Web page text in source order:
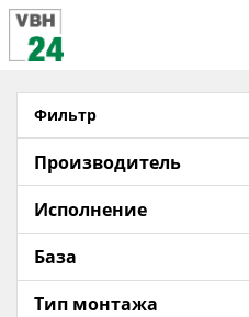
Фильтр
Производитель
Исполнение
База
Тип монтажа